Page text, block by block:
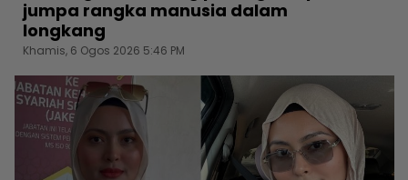
jumpa rangka manusia dalam
longkang
Khamis, 6 Ogos 2026 5:46 PM